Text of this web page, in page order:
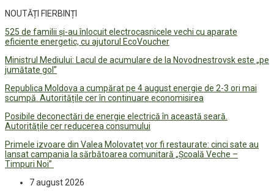
NOUTĂȚI FIERBINȚI
525 de familii și-au înlocuit electrocasnicele vechi cu aparate
eficiente energetic, cu ajutorul EcoVoucher
Ministrul Mediului: Lacul de acumulare de la Novodnestrovsk este „pe
jumătate gol”
Republica Moldova a cumpărat pe 4 august energie de 2-3 ori mai
scumpă. Autoritățile cer în continuare economisirea
Posibile deconectări de energie electrică în această seară.
Autoritățile cer reducerea consumului
Primele izvoare din Valea Molovateț vor fi restaurate: cinci sate au
lansat campania la sărbătoarea comunitară „Școală Veche –
Timpuri Noi”
7 august 2026